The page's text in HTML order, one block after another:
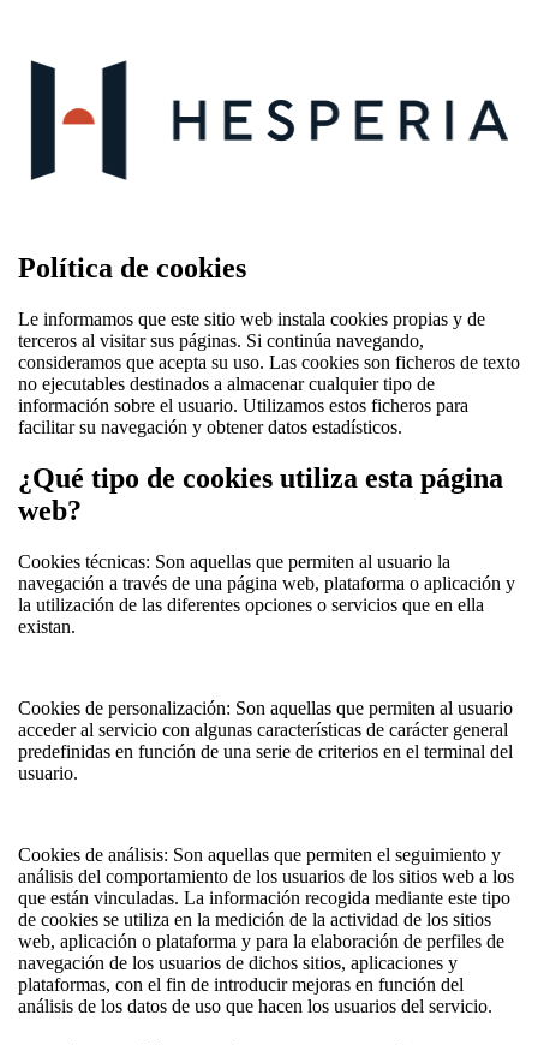
Política de cookies
Le informamos que este sitio web instala cookies propias y de
terceros al visitar sus páginas. Si continúa navegando,
consideramos que acepta su uso. Las cookies son ficheros de texto
no ejecutables destinados a almacenar cualquier tipo de
información sobre el usuario. Utilizamos estos ficheros para
facilitar su navegación y obtener datos estadísticos.
¿Qué tipo de cookies utiliza esta página
web?
Cookies técnicas: Son aquellas que permiten al usuario la
navegación a través de una página web, plataforma o aplicación y
la utilización de las diferentes opciones o servicios que en ella
existan.
Cookies de personalización: Son aquellas que permiten al usuario
acceder al servicio con algunas características de carácter general
predefinidas en función de una serie de criterios en el terminal del
usuario.
Cookies de análisis: Son aquellas que permiten el seguimiento y
análisis del comportamiento de los usuarios de los sitios web a los
que están vinculadas. La información recogida mediante este tipo
de cookies se utiliza en la medición de la actividad de los sitios
web, aplicación o plataforma y para la elaboración de perfiles de
navegación de los usuarios de dichos sitios, aplicaciones y
plataformas, con el fin de introducir mejoras en función del
análisis de los datos de uso que hacen los usuarios del servicio.